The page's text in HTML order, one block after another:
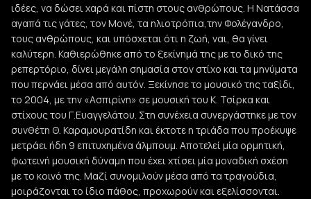
ιδέες, να δώσει χαρά και πίστη στους ανθρώπους. Η Νατάσσα
αγαπά τις γάτες, τον Μονέ, τα ηλιοτρόπια,την Φολέγανδρο,
τους ανθρώπους, και υπόσχεται ότι η ζωή, ναι, θα γίνει
καλύτερη. Καθιερώθηκε από το ξεκίνημά της με το δικό της
ρεπερτόριο, δίνει μεγάλη σημασία στον στίχο και τα μηνύματα
που περνάει μέσα από αυτόν. Ξεκίνησε το μουσικό της ταξίδι,
το 2004, με την «Ασπιρίνη» σε μουσική του Κ. Τσίρκα και
στίχους του Γ.Ευαγγελάτου. Στη συνέχεια συνεργάστηκε με τον
συνθέτη Θ. Καραμουρατίδη και έκτοτε η τριάδα που προέκυψε
μετράει ήδη 9 επιτυχημένα άλμπουμ. Αποτελεί μία ορμητική,
φωτεινή μουσική δύναμη που έχει χτίσει μία μοναδική σχέση
με το κοινό της. Μαζί συνομιλούν μέσα από τα τραγούδια,
μοιράζονται το ίδιο πάθος, προχωρούν και εξελίσσονται.